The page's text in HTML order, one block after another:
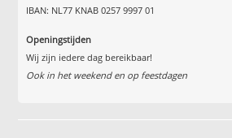
IBAN: NL77 KNAB 0257 9997 01
Openingstijden
Wij zijn iedere dag bereikbaar!
Ook in het weekend en op feestdagen